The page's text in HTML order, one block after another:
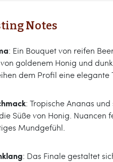
Notes
: Ein Bouquet von reifen
goldenem Honig und
dem Profil eine elegante
: Tropische Ananas
Süße von Honig.
Mundgefühl.
: Das Finale gestaltet